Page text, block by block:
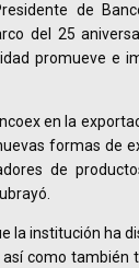
de
del 25
promueve e
en la
formas de
de
la institución ha
como también